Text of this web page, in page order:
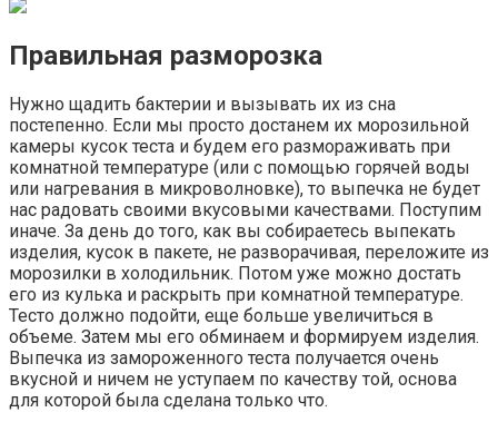
Правильная разморозка
Нужно щадить бактерии и вызывать их из сна
постепенно. Если мы просто достанем их морозильной
камеры кусок теста и будем его размораживать при
комнатной температуре (или с помощью горячей воды
или нагревания в микроволновке), то выпечка не будет
нас радовать своими вкусовыми качествами. Поступим
иначе. За день до того, как вы собираетесь выпекать
изделия, кусок в пакете, не разворачивая, переложите из
морозилки в холодильник. Потом уже можно достать
его из кулька и раскрыть при комнатной температуре.
Тесто должно подойти, еще больше увеличиться в
объеме. Затем мы его обминаем и формируем изделия.
Выпечка из замороженного теста получается очень
вкусной и ничем не уступаем по качеству той, основа
для которой была сделана только что.